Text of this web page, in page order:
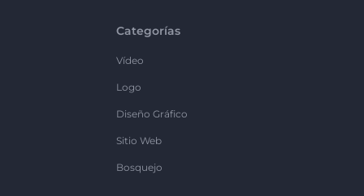
Categorías
Vídeo
Logo
Diseño Gráfico
Sitio Web
Bosquejo